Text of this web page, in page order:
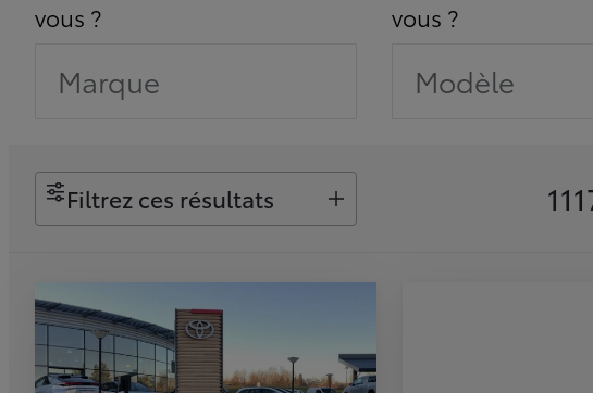
vous ?
Marque
vous ?
Modèle
Filtrez ces résultats